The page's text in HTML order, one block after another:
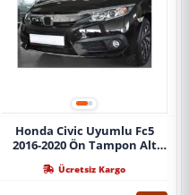
Honda Civic Uyumlu Fc5
2016-2020 Ön Tampon Alt
Ücretsiz Kargo